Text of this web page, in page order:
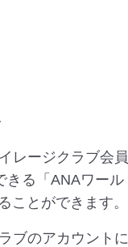
レージクラブ会
きる「ANAワール
ことができます。
ブのアカウント